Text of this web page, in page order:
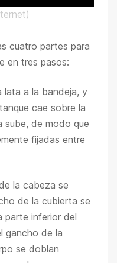
cuatro partes para
en tres pasos:
lata a la bandeja, y
cae sobre la
sube, de modo que
fijadas entre
la cabeza se
de la cubierta se
parte inferior del
gancho de la
se doblan